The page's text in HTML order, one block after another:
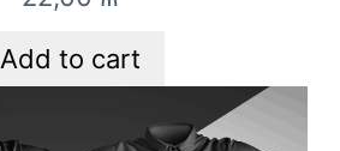
Add to cart